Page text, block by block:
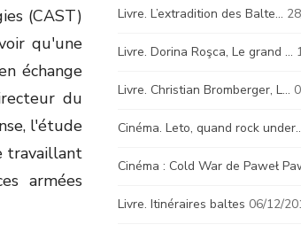
(CAST)
qu'une
échange
du
l'étude
travaillant
armées
Livre. L’extradition des Balte…
Livre. Dorina Roşca, Le grand …
Livre. Christian Bromberger, L…
Cinéma. Leto, quand rock
Cinéma : Cold War de Paweł
Livre. Itinéraires baltes 06/12/